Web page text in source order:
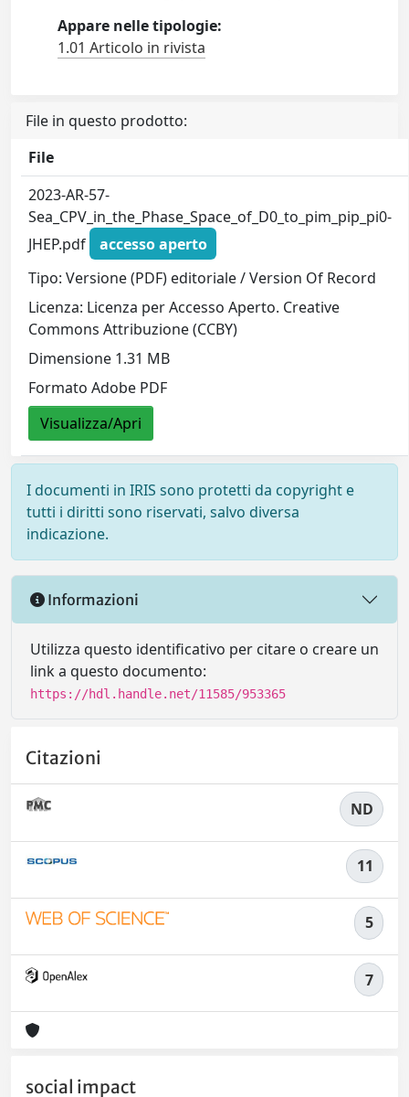
Appare nelle tipologie:
1.01 Articolo in rivista
File in questo prodotto:
File
2023-AR-57-
Sea_CPV_in_the_Phase_Space_of_D0_to_pim_pip_pi0-
JHEP.pdf
accesso aperto
Tipo: Versione (PDF) editoriale / Version Of Record
Licenza: Licenza per Accesso Aperto. Creative
Commons Attribuzione (CCBY)
Dimensione 1.31 MB
Formato Adobe PDF
Visualizza/Apri
I documenti in IRIS sono protetti da copyright e
tutti i diritti sono riservati, salvo diversa
indicazione.
Informazioni
Utilizza questo identificativo per citare o creare un
link a questo documento:
https://hdl.handle.net/11585/953365
Citazioni
ND
11
5
7
social impact